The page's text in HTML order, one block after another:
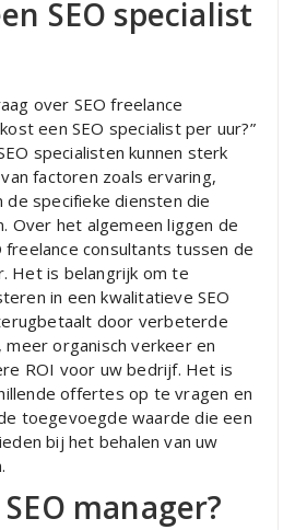
SEO specialist
over SEO freelance
een SEO specialist per uur?”
specialisten kunnen sterk
factoren zoals ervaring,
specifieke diensten die
Over het algemeen liggen de
freelance consultants tussen de
Het is belangrijk om te
in een kwalitatieve SEO
door verbeterde
meer organisch verkeer en
ROI voor uw bedrijf. Het is
offertes op te vragen en
toegevoegde waarde die een
bij het behalen van uw
manager?